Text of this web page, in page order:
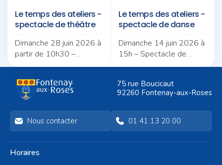
Le temps des ateliers -
spectacle de théâtre
Dimanche 28 juin 2026 à
partir de 10h30 –
Spectacle de théâtre à
Demy avec les élèves
enfants, adolescents et
adultes du CCJL.
Le temps des ateliers -
spectacle de danse
Dimanche 14 juin 2026 à
15h – Spectacle de
danse « Souffles de la
l’Auditorium Jacques
Demy de Fontenay-aux-
Roses.
75 rue Boucicaut
92260 Fontenay-aux-Roses
Nous contacter 01 41 13 20 00
Horaires